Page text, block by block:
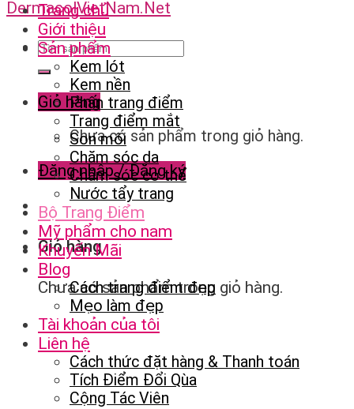
Giỏ hàng
Chưa có sản phẩm trong giỏ hàng.
Đăng nhập / Đăng ký
Giỏ hàng
Chưa có sản phẩm trong giỏ hàng.
Trang chủ
Giới thiệu
Sản phẩm
Kem lót
Kem nền
Phấn trang điểm
Trang điểm mắt
Son môi
Chăm sóc da
Chăm sóc cơ thể
Nước tẩy trang
Bộ Trang Điểm
Mỹ phẩm cho nam
Khuyến Mãi
Blog
Cách trang điểm đẹp
Mẹo làm đẹp
Tài khoản của tôi
Liên hệ
Cách thức đặt hàng & Thanh toán
Tích Điểm Đổi Qùa
Cộng Tác Viên